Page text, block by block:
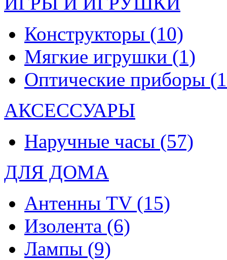
Конструкторы (10)
Мягкие игрушки (1)
Оптические приборы
АКСЕССУАРЫ
Наручные часы (57)
ДЛЯ ДОМА
Антенны TV (15)
Изолента (6)
Лампы (9)